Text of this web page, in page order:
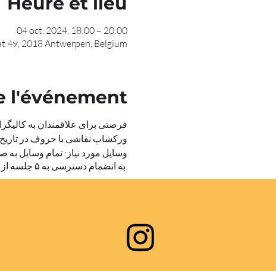
04 oct. 2024, 18:00 – 20:00
49, 2018 Antwerpen, Belgium
l'événement
فرصتی برای علاقمندان به
ورکشاپ نقاشی با حروف در تاریخ ۴ اکتبر ۲۰۲۴ با حضور استاد یونس فقیهی
وسایل مورد نیاز: تمام وسایل به